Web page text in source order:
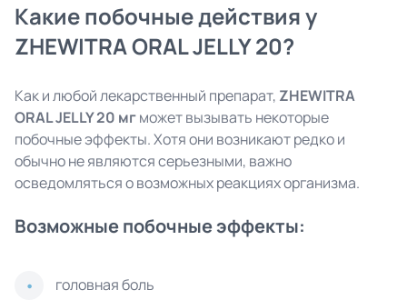
Какие побочные действия у
ZHEWITRA ORAL JELLY 20?
Как и любой лекарственный препарат, ZHEWITRA
ORAL JELLY 20 мгможет вызывать некоторые
побочные эффекты. Хотя они возникают редко и
обычно не являются серьезными, важно
осведомляться о возможных реакциях организма.
Возможные побочные эффекты:
головная боль